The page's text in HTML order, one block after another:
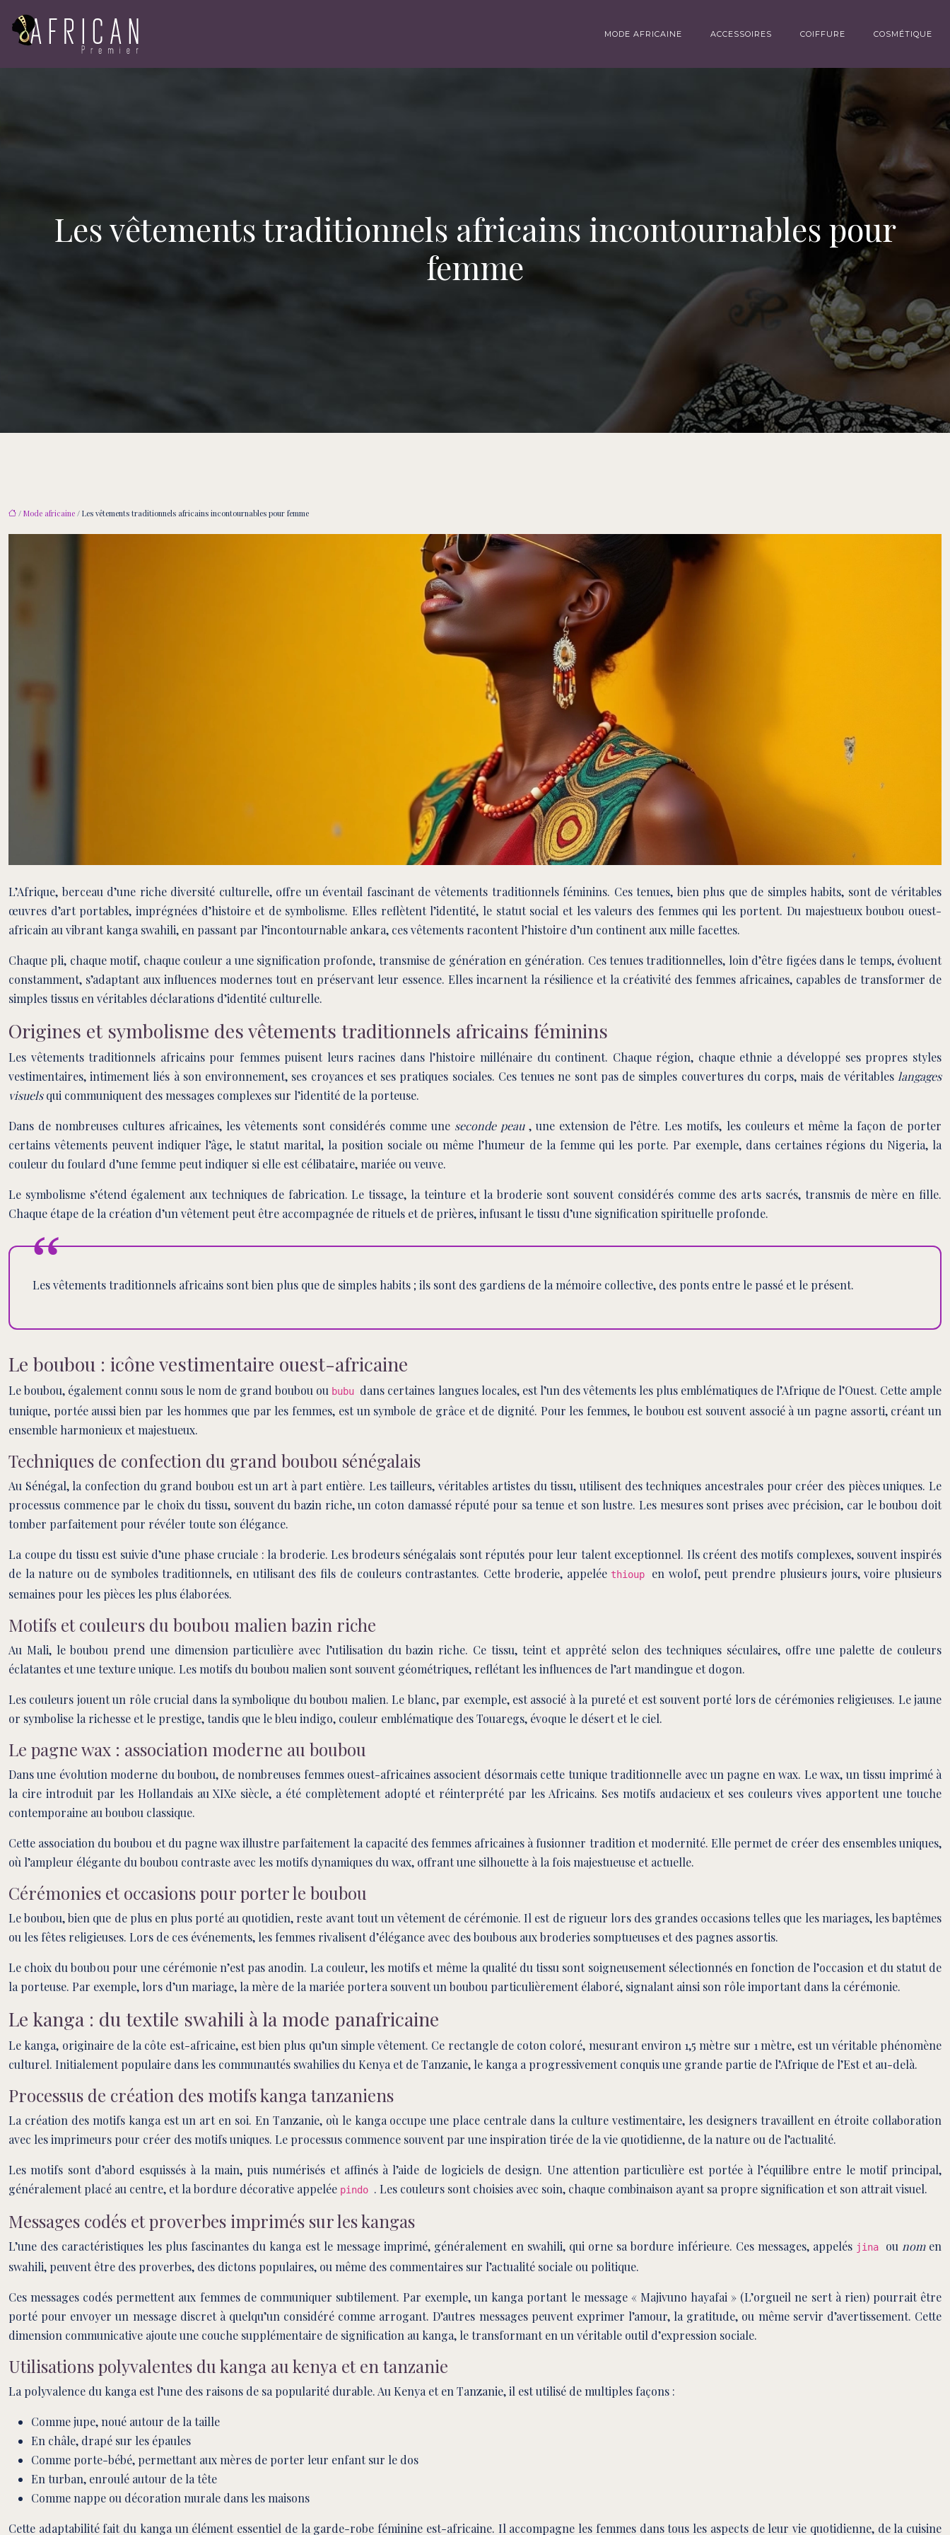
MODE AFRICAINE ACCESSOIRES COIFFURE COSMÉTIQUE
Les vêtements traditionnels africains incontournables pour
femme
/ Mode africaine / Les vêtements traditionnels africains incontournables pour femme
L’Afrique, berceau d’une riche diversité culturelle, offre un éventail fascinant de vêtements traditionnels féminins. Ces tenues, bien plus que de simples habits, sont de véritables
œuvres d’art portables, imprégnées d’histoire et de symbolisme. Elles reflètent l’identité, le statut social et les valeurs des femmes qui les portent. Du majestueux boubou ouest-
africain au vibrant kanga swahili, en passant par l’incontournable ankara, ces vêtements racontent l’histoire d’un continent aux mille facettes.
Chaque pli, chaque motif, chaque couleur a une signification profonde, transmise de génération en génération. Ces tenues traditionnelles, loin d’être figées dans le temps, évoluent
constamment, s’adaptant aux influences modernes tout en préservant leur essence. Elles incarnent la résilience et la créativité des femmes africaines, capables de transformer de
simples tissus en véritables déclarations d’identité culturelle.
Origines et symbolisme des vêtements traditionnels africains féminins
Les vêtements traditionnels africains pour femmes puisent leurs racines dans l’histoire millénaire du continent. Chaque région, chaque ethnie a développé ses propres styles
vestimentaires, intimement liés à son environnement, ses croyances et ses pratiques sociales. Ces tenues ne sont pas de simples couvertures du corps, mais de véritables langages
visuelsqui communiquent des messages complexes sur l’identité de la porteuse.
Dans de nombreuses cultures africaines, les vêtements sont considérés comme une seconde peau , une extension de l’être. Les motifs, les couleurs et même la façon de porter
certains vêtements peuvent indiquer l’âge, le statut marital, la position sociale ou même l’humeur de la femme qui les porte. Par exemple, dans certaines régions du Nigeria, la
couleur du foulard d’une femme peut indiquer si elle est célibataire, mariée ou veuve.
Le symbolisme s’étend également aux techniques de fabrication. Le tissage, la teinture et la broderie sont souvent considérés comme des arts sacrés, transmis de mère en fille.
Chaque étape de la création d’un vêtement peut être accompagnée de rituels et de prières, infusant le tissu d’une signification spirituelle profonde.
Les vêtements traditionnels africains sont bien plus que de simples habits ; ils sont des gardiens de la mémoire collective, des ponts entre le passé et le présent.
Le boubou : icône vestimentaire ouest-africaine
Le boubou, également connu sous le nom de grand boubou ou bubu dans certaines langues locales, est l’un des vêtements les plus emblématiques de l’Afrique de l’Ouest. Cette ample
tunique, portée aussi bien par les hommes que par les femmes, est un symbole de grâce et de dignité. Pour les femmes, le boubou est souvent associé à un pagne assorti, créant un
ensemble harmonieux et majestueux.
Techniques de confection du grand boubou sénégalais
Au Sénégal, la confection du grand boubou est un art à part entière. Les tailleurs, véritables artistes du tissu, utilisent des techniques ancestrales pour créer des pièces uniques. Le
processus commence par le choix du tissu, souvent du bazin riche, un coton damassé réputé pour sa tenue et son lustre. Les mesures sont prises avec précision, car le boubou doit
tomber parfaitement pour révéler toute son élégance.
La coupe du tissu est suivie d’une phase cruciale : la broderie. Les brodeurs sénégalais sont réputés pour leur talent exceptionnel. Ils créent des motifs complexes, souvent inspirés
de la nature ou de symboles traditionnels, en utilisant des fils de couleurs contrastantes. Cette broderie, appelée thioup en wolof, peut prendre plusieurs jours, voire plusieurs
semaines pour les pièces les plus élaborées.
Motifs et couleurs du boubou malien bazin riche
Au Mali, le boubou prend une dimension particulière avec l’utilisation du bazin riche. Ce tissu, teint et apprêté selon des techniques séculaires, offre une palette de couleurs
éclatantes et une texture unique. Les motifs du boubou malien sont souvent géométriques, reflétant les influences de l’art mandingue et dogon.
Les couleurs jouent un rôle crucial dans la symbolique du boubou malien. Le blanc, par exemple, est associé à la pureté et est souvent porté lors de cérémonies religieuses. Le jaune
or symbolise la richesse et le prestige, tandis que le bleu indigo, couleur emblématique des Touaregs, évoque le désert et le ciel.
Le pagne wax : association moderne au boubou
Dans une évolution moderne du boubou, de nombreuses femmes ouest-africaines associent désormais cette tunique traditionnelle avec un pagne en wax. Le wax, un tissu imprimé à
la cire introduit par les Hollandais au XIXe siècle, a été complètement adopté et réinterprété par les Africains. Ses motifs audacieux et ses couleurs vives apportent une touche
contemporaine au boubou classique.
Cette association du boubou et du pagne wax illustre parfaitement la capacité des femmes africaines à fusionner tradition et modernité. Elle permet de créer des ensembles uniques,
où l’ampleur élégante du boubou contraste avec les motifs dynamiques du wax, offrant une silhouette à la fois majestueuse et actuelle.
Cérémonies et occasions pour porter le boubou
Le boubou, bien que de plus en plus porté au quotidien, reste avant tout un vêtement de cérémonie. Il est de rigueur lors des grandes occasions telles que les mariages, les baptêmes
ou les fêtes religieuses. Lors de ces événements, les femmes rivalisent d’élégance avec des boubous aux broderies somptueuses et des pagnes assortis.
Le choix du boubou pour une cérémonie n’est pas anodin. La couleur, les motifs et même la qualité du tissu sont soigneusement sélectionnés en fonction de l’occasion et du statut de
la porteuse. Par exemple, lors d’un mariage, la mère de la mariée portera souvent un boubou particulièrement élaboré, signalant ainsi son rôle important dans la cérémonie.
Le kanga : du textile swahili à la mode panafricaine
Le kanga, originaire de la côte est-africaine, est bien plus qu’un simple vêtement. Ce rectangle de coton coloré, mesurant environ 1,5 mètre sur 1 mètre, est un véritable phénomène
culturel. Initialement populaire dans les communautés swahilies du Kenya et de Tanzanie, le kanga a progressivement conquis une grande partie de l’Afrique de l’Est et au-delà.
Processus de création des motifs kanga tanzaniens
La création des motifs kanga est un art en soi. En Tanzanie, où le kanga occupe une place centrale dans la culture vestimentaire, les designers travaillent en étroite collaboration
avec les imprimeurs pour créer des motifs uniques. Le processus commence souvent par une inspiration tirée de la vie quotidienne, de la nature ou de l’actualité.
Les motifs sont d’abord esquissés à la main, puis numérisés et affinés à l’aide de logiciels de design. Une attention particulière est portée à l’équilibre entre le motif principal,
généralement placé au centre, et la bordure décorative appelée pindo . Les couleurs sont choisies avec soin, chaque combinaison ayant sa propre signification et son attrait visuel.
Messages codés et proverbes imprimés sur les kangas
L’une des caractéristiques les plus fascinantes du kanga est le message imprimé, généralement en swahili, qui orne sa bordure inférieure. Ces messages, appelés jina ou nom en
swahili, peuvent être des proverbes, des dictons populaires, ou même des commentaires sur l’actualité sociale ou politique.
Ces messages codés permettent aux femmes de communiquer subtilement. Par exemple, un kanga portant le message « Majivuno hayafai » (L’orgueil ne sert à rien) pourrait être
porté pour envoyer un message discret à quelqu’un considéré comme arrogant. D’autres messages peuvent exprimer l’amour, la gratitude, ou même servir d’avertissement. Cette
dimension communicative ajoute une couche supplémentaire de signification au kanga, le transformant en un véritable outil d’expression sociale.
Utilisations polyvalentes du kanga au kenya et en tanzanie
La polyvalence du kanga est l’une des raisons de sa popularité durable. Au Kenya et en Tanzanie, il est utilisé de multiples façons :
Comme jupe, noué autour de la taille
En châle, drapé sur les épaules
Comme porte-bébé, permettant aux mères de porter leur enfant sur le dos
En turban, enroulé autour de la tête
Comme nappe ou décoration murale dans les maisons
Cette adaptabilité fait du kanga un élément essentiel de la garde-robe féminine est-africaine. Il accompagne les femmes dans tous les aspects de leur vie quotidienne, de la cuisine